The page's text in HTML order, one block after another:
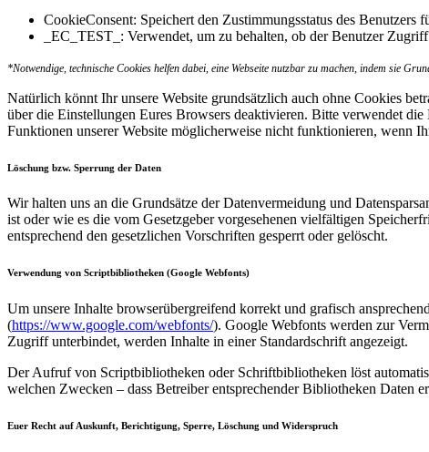
CookieConsent: Speichert den Zustimmungsstatus des
_EC_TEST_: Verwendet, um zu behalten, ob der Benutzer
*Notwendige, technische Cookies helfen dabei, eine Webseite nutzbar zu machen, indem sie
Natürlich könnt Ihr unsere Website grundsätzlich auch ohne Cookies
über die Einstellungen Eures Browsers deaktivieren. Bitte verwendet
Funktionen unserer Website möglicherweise nicht funktionieren, wenn
Löschung bzw. Sperrung der Daten
Wir halten uns an die Grundsätze der Datenvermeidung und
ist oder wie es die vom Gesetzgeber vorgesehenen vielfältigen
entsprechend den gesetzlichen Vorschriften gesperrt oder gelöscht.
Verwendung von Scriptbibliotheken (Google Webfonts)
Um unsere Inhalte browserübergreifend korrekt und grafisch
(https://www.google.com/webfonts/). Google Webfonts werden zur
Zugriff unterbindet, werden Inhalte in einer Standardschrift angezeigt.
Der Aufruf von Scriptbibliotheken oder Schriftbibliotheken löst
welchen Zwecken – dass Betreiber entsprechender Bibliotheken Daten
Euer Recht auf Auskunft, Berichtigung, Sperre, Löschung und Widerspruch